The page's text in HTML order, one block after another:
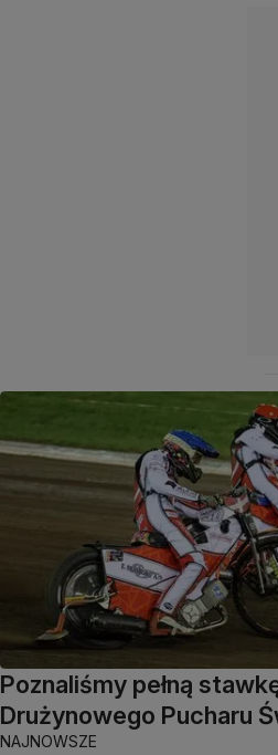
Poznaliśmy pełną
Drużynowego Pucharu
NAJNOWSZE